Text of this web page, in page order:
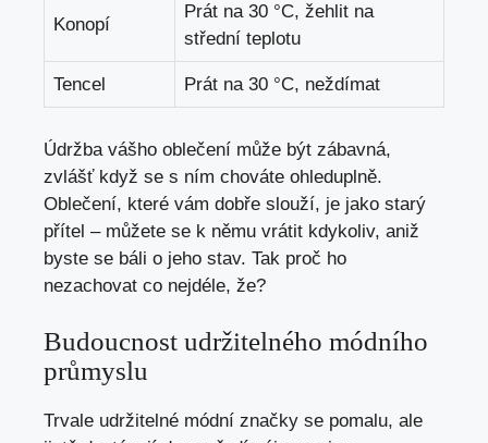
Konopí
Prát na 30 °C, žehlit na
střední teplotu
Tencel Prát na 30 °C, neždímat
Údržba vášho oblečení může být zábavná,
zvlášť když se s ním chováte ohleduplně.
Oblečení, které vám dobře slouží, je jako starý
přítel – můžete se k němu vrátit kdykoliv, aniž
byste se báli o jeho stav. Tak proč ho
nezachovat co nejdéle, že?
Budoucnost udržitelného módního
průmyslu
Trvale udržitelné módní značky se pomalu, ale